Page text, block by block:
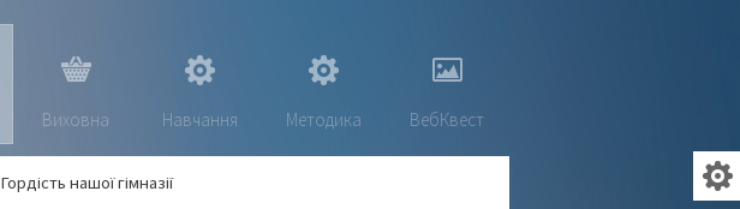
Виховна Навчання Методика ВебКвест
Гордість нашої гімназії